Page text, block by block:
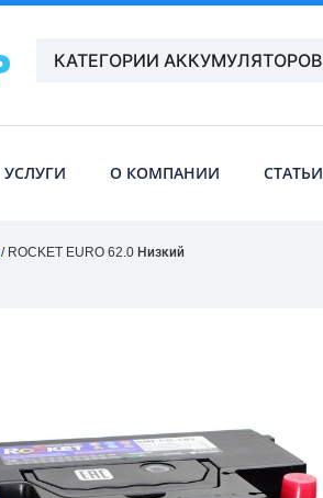
КАТЕГОРИИ АККУМУЛЯТОРОВ
УСЛУГИ О КОМПАНИИ СТАТЬИ
/ ROCKET EURO 62.0 Низкий